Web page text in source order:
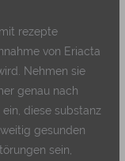
rezepte
von Eriacta
Nehmen sie
genau nach
diese substanz
gesunden
sein,